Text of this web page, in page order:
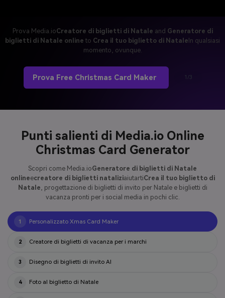
Prova Media.ioCreatore di biglietti di Natale and Generatore di
biglietti di Natale online to Crea il tuo biglietto di Natale In qualsiasi
momento, ovunque.
Prova Free Christmas Card Maker 1/3
Punti salienti di Media.io Online
Christmas Card Generator
Scopri come Media.ioGeneratore di biglietti di Natale
onlineecreatore di biglietti nataliziaiutartiCrea il tuo biglietto di
Natale, progettazione di biglietti di invito per Natale e biglietti di
vacanza pronti per i social media in pochi clic.
1 Personalizzato Xmas Card Maker
2 Creatore di biglietti di vacanza per i marchi
3 Disegno di biglietti di invito AI
4 Foto al biglietto di Natale